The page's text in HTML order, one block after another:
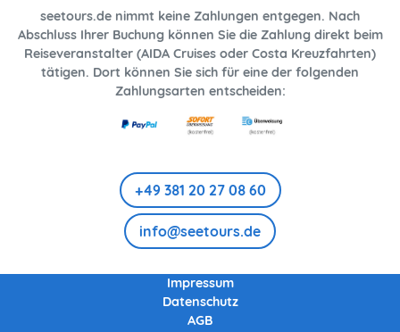
seetours.de nimmt keine Zahlungen entgegen. Nach
Abschluss Ihrer Buchung können Sie die Zahlung direkt beim
Reiseveranstalter (AIDA Cruises oder Costa Kreuzfahrten)
tätigen. Dort können Sie sich für eine der folgenden
Zahlungsarten entscheiden:
+49 381 20 27 08 60
info@seetours.de
Impressum
Datenschutz
AGB